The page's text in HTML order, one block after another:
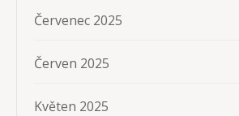
Červenec 2025
Červen 2025
Květen 2025